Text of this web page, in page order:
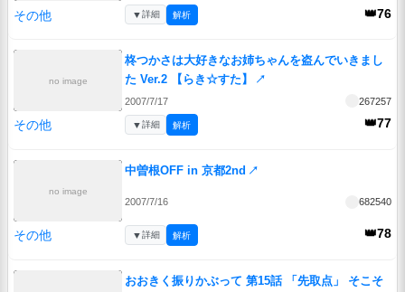
その他 👑76
▼詳細 解析
no image
柊つかさは大好きなお姉ちゃんを盗んでいきまし
た Ver.2 【らき☆すた】
↗
2007/7/17 267257
その他 👑77
▼詳細 解析
no image
中曽根OFF in 京都2nd ↗
2007/7/16 682540
その他 👑78
▼詳細 解析
おおきく振りかぶって 第15話 「先取点」 そこそ